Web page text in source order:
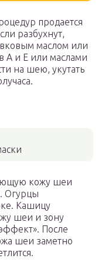
продается
разбухнут,
маслом или
А и Е или маслами
на шею, укутать
кожу шеи
Огурцы
Кашицу
шеи и зону
После
шеи заметно